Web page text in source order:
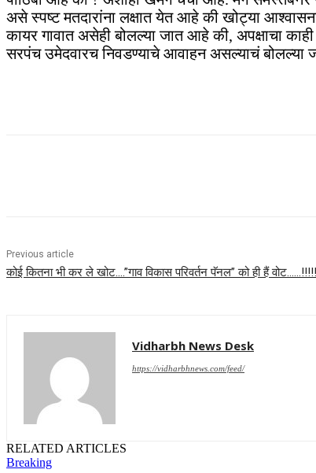
असे स्पष्ट मतदारांना लक्षात येत आहे की खोट्या
कायर गावात असेही बोलल्या जात आहे की, अपक्षाचा
सरपंच उमेदवारच निवडण्याचे आवाहन असल्याचं बोलल्या
Previous article
कोई कितना भी कर ले खोट….”गाव विकास परिवर्तन पॅनल” को ही हैं वोट……!!!!!
Vidharbh News Desk
https://vidharbhnews.com/feed/
RELATED ARTICLES
Breaking